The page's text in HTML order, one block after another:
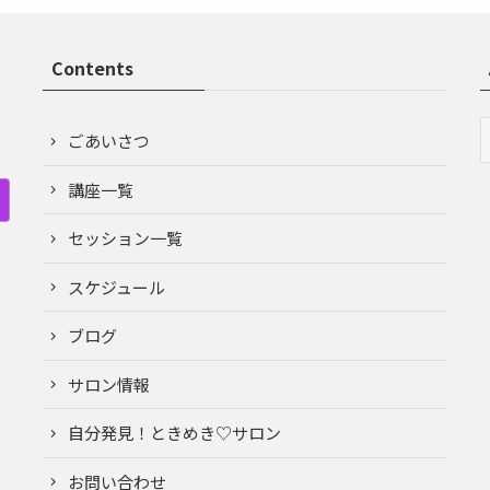
Contents
ごあいさつ
講座一覧
セッション一覧
スケジュール
ブログ
サロン情報
自分発見！ときめき♡サロン
お問い合わせ